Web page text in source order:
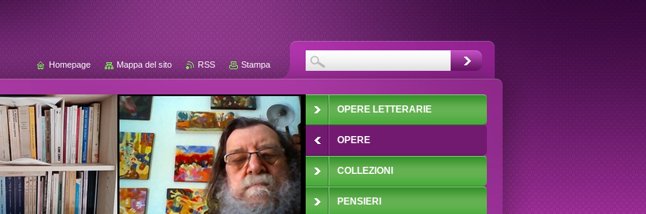
OPERE LETTERARIE
OPERE
COLLEZIONI
PENSIERI
Homepage Mappa del sito RSS Stampa